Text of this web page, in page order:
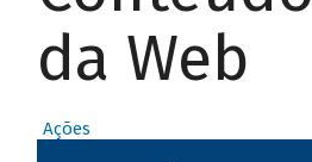
da Web
Ações